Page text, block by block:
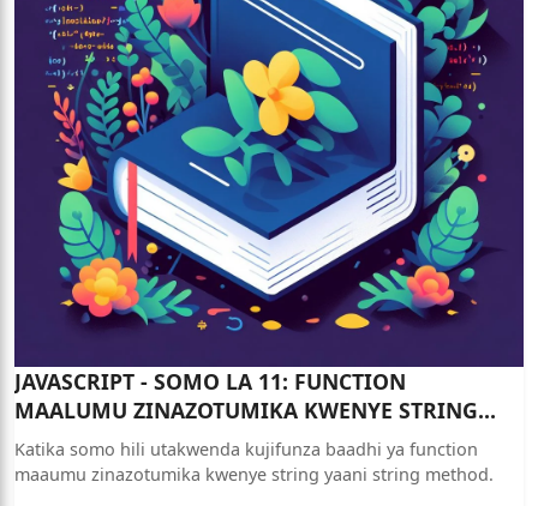
JAVASCRIPT - SOMO LA 11: FUNCTION
MAALUMU ZINAZOTUMIKA KWENYE STRING
YAANI STRING METHOD
Katika somo hili utakwenda kujifunza baadhi ya function
maaumu zinazotumika kwenye string yaani string method.